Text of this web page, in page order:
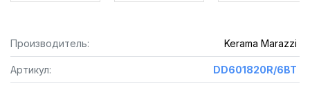
Производитель: Kerama Marazzi
Артикул: DD601820R/6BT